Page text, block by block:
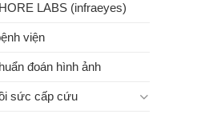
LABS (infraeyes)
viện
đoán hình ảnh
sức cấp cứu